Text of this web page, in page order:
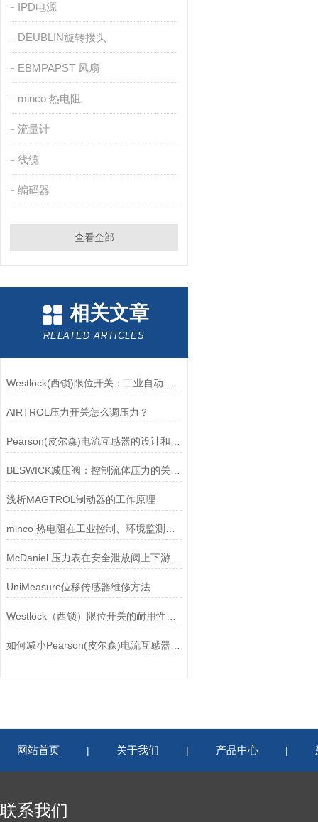
IPD电源
DEUBLIN旋转接头
EBMPAPST 风扇
minco 热电阻
流量计
线缆
编码器
查看全部
相关文章
RELATED ARTICLES
AIRTROL压力开关怎么调压力？
浅析MAGTROL制动器的工作原理
McDaniel 压力表在安全泄放阀上下游压力监测中的应用
UniMeasure位移传感器维修方法
网站首页 | 关于我们 | 产品中心 |
联系我们